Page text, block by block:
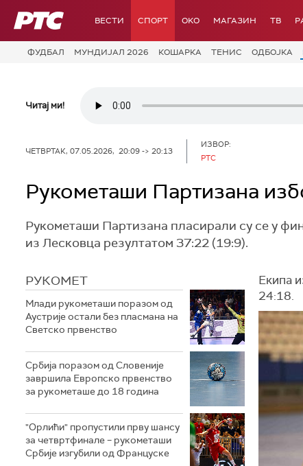
РТС ВЕСТИ СПОРТ OKO МАГАЗИН ТВ
ФУДБАЛ МУНДИЈАЛ 2026 КОШАРКА ТЕНИС ОДБОЈКА
Читај ми!
ЧЕТВРТАК, 07.05.2026, 20:09 -> 20:13
ИЗВОР:
РТС
Рукометаши Партизана
Рукометаши Партизана пласирали су се у
из Лесковца резултатом 37:22 (19:9).
РУКОМЕТ
Млади рукометаши поразом од
Аустрије остали без пласмана на
Светско првенство
Србија поразом од Словеније
завршила Европско првенство
за рукометаше до 18 година
"Орлићи" пропустили прву шансу
за четвртфинале – рукометаши
Србије изгубили од Француске
Екипа
24:18.